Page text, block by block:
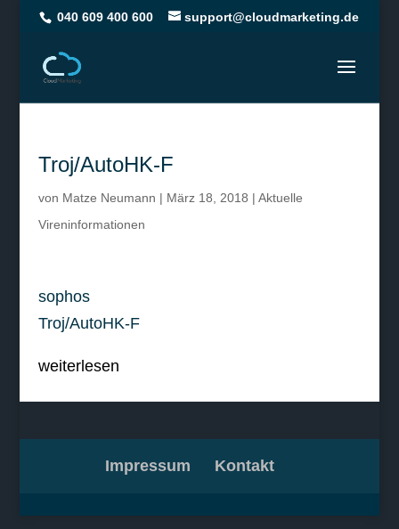
040 609 400 600 support@cloudmarketing.de
Troj/AutoHK-F
von Matze Neumann | März 18, 2018 | Aktuelle
Vireninformationen
sophos
Troj/AutoHK-F
weiterlesen
Impressum Kontakt